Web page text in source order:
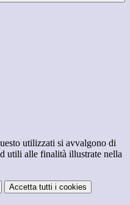
utilizzati si avvalgono di
utili alle finalità illustrate nella
Accetta tutti i cookies